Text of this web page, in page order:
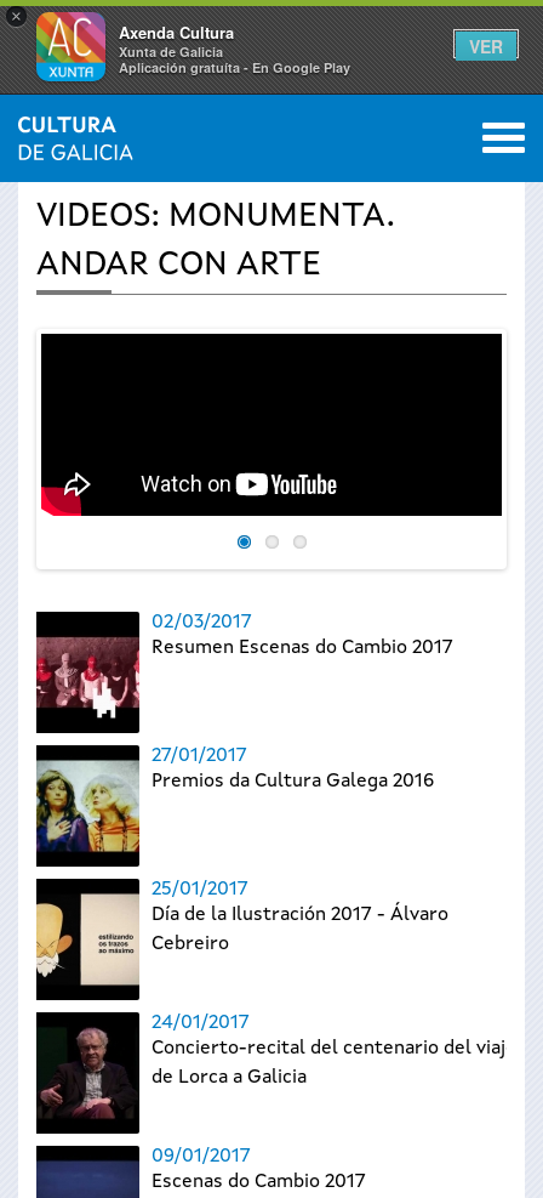
×
Axenda Cultura
Xunta de Galicia
Aplicación gratuíta - En Google Play
VER
Se
usted
INICIO › ACTUALIDAD 0
VIDEOS: MONUMENTA.
ANDAR CON ARTE
02/03/2017
Resumen Escenas do Cambio 2017
27/01/2017
Premios da Cultura Galega 2016
25/01/2017
Día de la Ilustración 2017 - Álvaro
Cebreiro
24/01/2017
Concierto-recital del centenario del viaje
de Lorca a Galicia
09/01/2017
Escenas do Cambio 2017